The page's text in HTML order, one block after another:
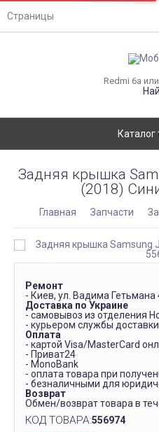
Страницы
Каталог
Задняя крышка
(2018)
Главная Запчасти
Ремонт
- Киев, ул. Вадима Гетьмана
Доставка по Украине
- самовывоз из отделения
- курьером службы
Оплата
- картой Visa/MasterCard
- Приват24
- MonoBank
- оплата товара при
- безналичными для
Возврат
Обмен/возврат товара в
КОД ТОВАРА:556974